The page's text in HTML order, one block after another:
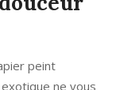
peint
ne vous